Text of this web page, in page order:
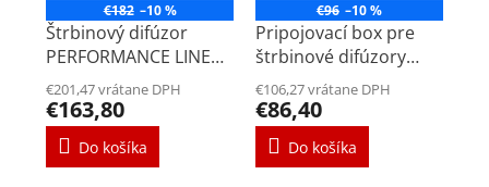
€182 –10 %
Štrbinový difúzor
PERFORMANCE LINE
efekt COANDA
jednoradový 1000mm
€201,47 vrátane DPH
€163,80
Do košíka
€96 –10 %
Pripojovací box pre
štrbinové difúzory
VENTMANN LINE
625mm
€106,27 vrátane DPH
€86,40
Do košíka